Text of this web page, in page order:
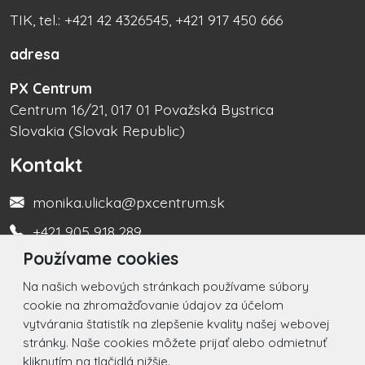
Používame cookies
Na našich webových stránkach používame súbory
cookie na zhromažďovanie údajov za účelom
vytvárania štatistík na zlepšenie kvality našej webovej
stránky. Naše cookies môžete prijať alebo odmietnuť
kliknutím na tlačidlá nižšie.
TIK, tel.: +421 42 4326545, +421 917 450 666
adresa
PX Centrum
Centrum 16/21, 017 01 Považská Bystrica
Slovakia (Slovak Republic)
Kontakt
monika.ulicka@pxcentrum.sk
+421 905 918 289
Turistická informačná kancelária +421 917 450 666
Social
Facebook